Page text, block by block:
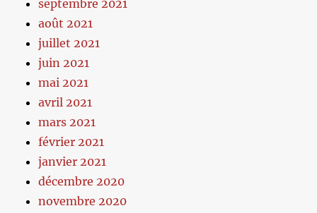
septembre 2021
août 2021
juillet 2021
juin 2021
mai 2021
avril 2021
mars 2021
février 2021
janvier 2021
décembre 2020
novembre 2020